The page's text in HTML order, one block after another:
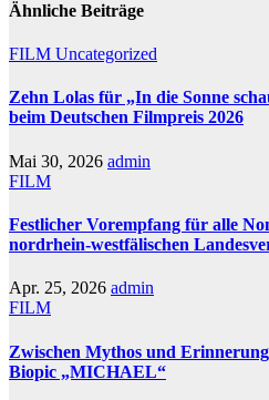
Ähnliche Beiträge
FILM Uncategorized
Zehn Lolas für „In die Sonne
beim Deutschen Filmpreis 2026
Mai 30, 2026 admin
FILM
Festlicher Vorempfang für alle
nordrhein-westfälischen
Apr. 25, 2026 admin
FILM
Zwischen Mythos und
Biopic „MICHAEL“